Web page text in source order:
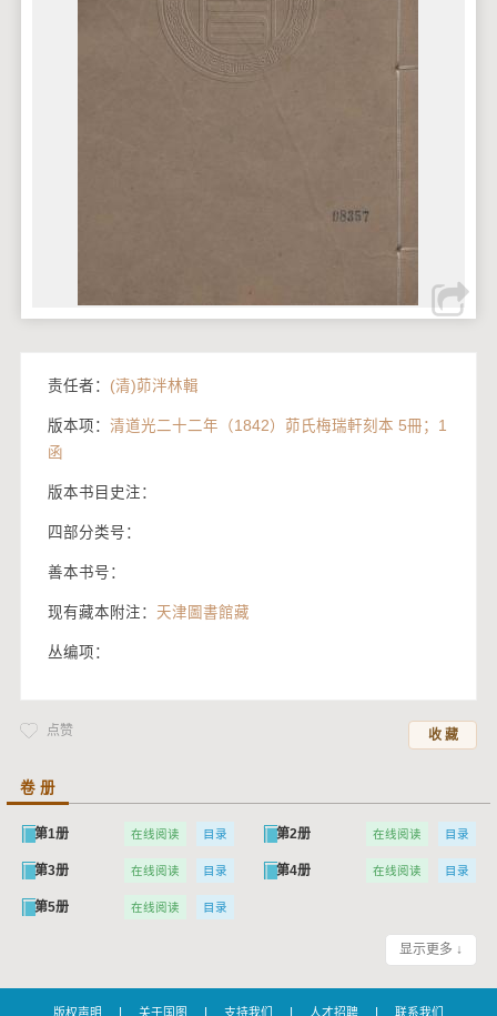
责任者： (清)茆泮林輯
版本项： 清道光二十二年（1842）茆氏梅瑞軒刻本 5冊；1
函
版本书目史注：
四部分类号：
善本书号：
现有藏本附注： 天津圖書館藏
丛编项：
收 藏
点赞
卷 册
第1册 在线阅读 目录 第2册 在线阅读 目录
第3册 在线阅读 目录 第4册 在线阅读 目录
第5册 在线阅读 目录
显示更多 ↓
版权声明 关于国图 支持我们 人才招聘 联系我们